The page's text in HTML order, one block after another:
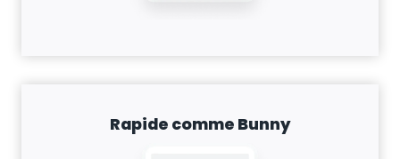
Rapide comme Bunny